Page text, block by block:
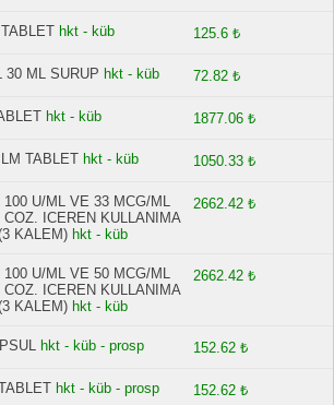
hkt - küb 125.6 ₺
30 ML SURUP hkt - küb 72.82 ₺
hkt - küb 1877.06 ₺
TABLET hkt - küb 1050.33 ₺
U/ML VE 33 MCG/ML
ICEREN KULLANIMA
KALEM) hkt - küb
2662.42 ₺
U/ML VE 50 MCG/ML
ICEREN KULLANIMA
KALEM) hkt - küb
2662.42 ₺
hkt - küb - prosp 152.62 ₺
hkt - küb - prosp 152.62 ₺